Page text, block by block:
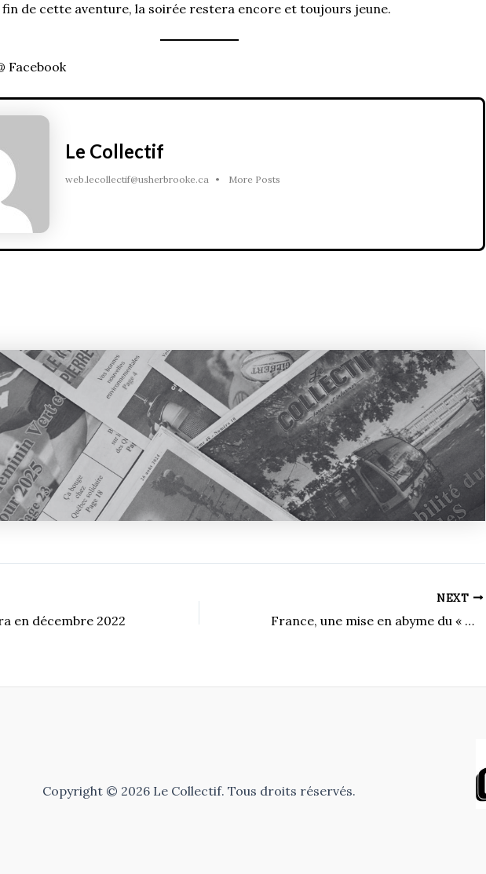
de cette aventure, la soirée restera encore et toujours jeune.
Facebook
Le Collectif
web.lecollectif@usherbrooke.ca • More Posts
en décembre 2022
NEXT
France, une mise en abyme du « mal de mer » de nos sociétés contemporaines
Copyright © 2026 Le Collectif. Tous droits réservés.